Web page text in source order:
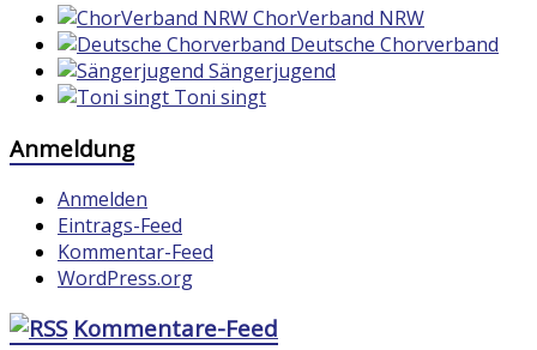
ChorVerband NRW
Deutsche Chorverband
Sängerjugend
Toni singt
Anmeldung
Anmelden
Eintrags-Feed
Kommentar-Feed
WordPress.org
Kommentare-Feed